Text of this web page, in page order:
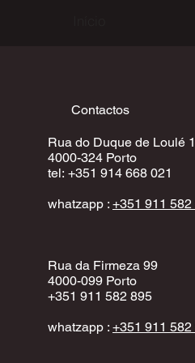
Contactos
Rua do Duque de Loulé
4000-324 Porto
​tel: +351 914 668 021
whatzapp : +351 911 582
Rua da Firmeza 99
4000-099 Porto
+351 911 582 895
whatzapp : +351 911 582